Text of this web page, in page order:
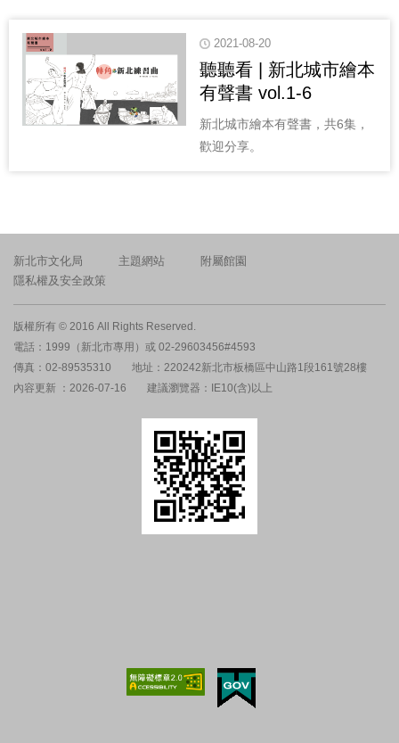
2021-08-20
聽聽看 | 新北城市繪本
有聲書 vol.1-6
新北城市繪本有聲書，共6集，
歡迎分享。
新北市文化局 主題網站
附屬館園
隱私權及安全政策
版權所有 © 2016 All Rights Reserved.
電話：1999（新北市專用）或 02-29603456#4593
傳真：02-89535310
地址：220242新北市板橋區中山路1段161號28樓
內容更新 ：2026-07-16
建議瀏覽器：IE10(含)以上